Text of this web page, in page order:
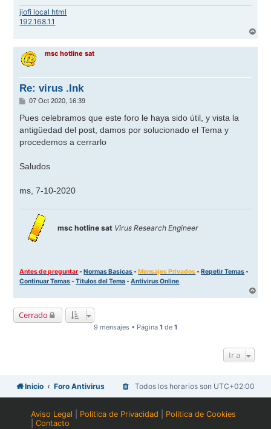
jiofi local html
192.168.1.1
r
msc hotline sat
Re: virus .Ink
M
n
a
j
e
07 Oct 2020, 16:39
Pues celebramos que este foro le haya sido útil, y vista la
antigüedad del post, damos por solucionado el Tema y
procedemos a cerrarlo
Saludos
ms, 7-10-2020
msc hotline sat Virus Research Engineer
Antes de preguntar-Normas Basicas-Mensajes Privados-Repetir Temas-
Continuar Temas-Titulos del Tema-Antivirus Online
r
Cerrado
9 mensajes • Página 1 de 1
Ir a
Inicio Foro Antivirus Todos los horarios son UTC+02:00
Aviso Legal Política de Privacidad
Política de Cookies
|Contacto